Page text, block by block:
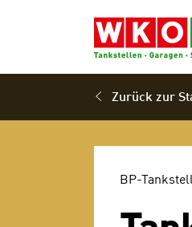
Dein Tankstellenjob Wien
Zurück zur
BP-